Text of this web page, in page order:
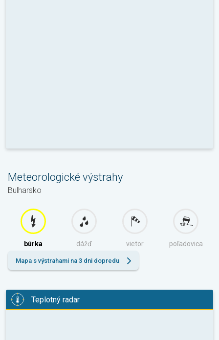
Meteorologické výstrahy
Bulharsko
búrka dážď vietor poľadovica
Mapa s výstrahami na 3 dni dopredu
Teplotný radar